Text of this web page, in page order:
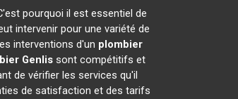
pourquoi il est essentiel de
intervenir pour une variété de
interventions d'un plombier
Genlissont compétitifs et
de vérifier les services qu'il
de satisfaction et des tarifs